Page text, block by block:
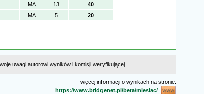
MA 13
40
MA 5 20
uwagi autorowi wyników i komisji weryfikującej
więcej informacji o wynikach na stronie:
https://www.bridgenet.pl/beta/miesiac/